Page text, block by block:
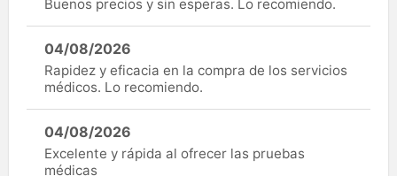
Buenos precios y sin esperas. Lo recomiendo.
04/08/2026
Rapidez y eficacia en la compra de los servicios
médicos. Lo recomiendo.
04/08/2026
Excelente y rápida al ofrecer las pruebas
médicas